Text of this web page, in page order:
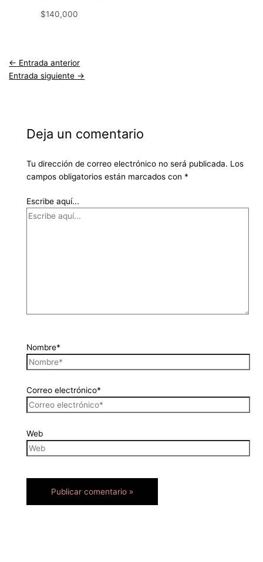
$140,000
← Entrada anterior
Entrada siguiente →
Deja un comentario
Tu dirección de correo electrónico no será publicada. Los
campos obligatorios están marcados con *
Escribe aquí...
Nombre*
Correo electrónico*
Web